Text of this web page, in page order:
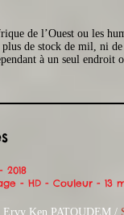
de l’Ouest ou les
de stock de mil, ni
à un seul
2018
- HD - Couleur - 13
Ervy Ken PATOUDEM /